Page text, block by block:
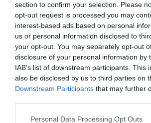
section to confirm your selection. Please
opt-out request is processed you may
interest-based ads based on personal
us or personal information disclosed to
your opt-out. You may separately opt-out
disclosure of your personal information by
IAB’s list of downstream participants. This
also be disclosed by us to third parties on
Downstream Participants that may further
Personal Data Processing Opt Outs
Κάθε βδομάδα στο e-mail σας τα
την Τέχνη και τον Πολιτισμό!
Ακολουθήστε το Culturenow.gr